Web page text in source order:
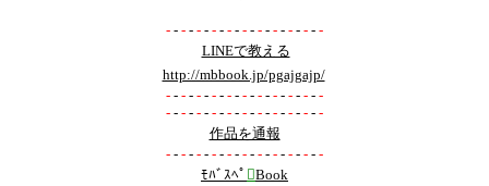
- - - - - - - - - - - - - - - - - - - - -
LINEで教える
http://mbbook.jp/pgajgajp/
- - - - - - - - - - - - - - - - - - - - -
- - - - - - - - - - - - - - - - - - - - -
作品を通報
- - - - - - - - - - - - - - - - - - - - -
ﾓﾊﾞｽﾍﾟ Book